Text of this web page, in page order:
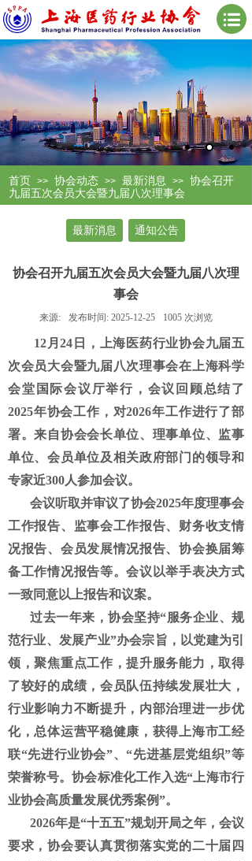
首页 >> 协会动态 >> 最新消息 >> 协会召开
九届五次会员大会暨九届八次理事会
最新消息 通知公告
协会召开九届五次会员大会暨九届八次理
事会
来源: 发布时间: 2025-12-25 1005 次浏览
12月24日，上海医药行业协会九届五
次会员大会暨九届八次理事会在上海科学
会堂国际会议厅举行，会议回顾总结了
2025年协会工作，对2026年工作进行了部
署。来自协会会长单位、理事单位、监事
单位、会员单位及相关政府部门的领导和
专家近300人参加会议。
会议听取并审议了协会2025年度理事会
工作报告、监事会工作报告、财务收支情
况报告、会员发展情况报告、协会换届筹
备工作情况报告等。会议以举手表决方式
一致同意以上报告和议案。
过去一年来，协会坚持“服务企业、规
范行业、发展产业”办会宗旨，以党建为引
领，聚焦重点工作，提升服务能力，取得
了较好的成绩，会员队伍持续发展壮大，
行业影响力不断提升，内部治理进一步优
化，总体运营平稳健康，获得上海市工经
联“先进行业协会”、“先进基层党组织”等
荣誉称号。协会标准化工作入选“上海市行
业协会高质量发展优秀案例”。
2026年是“十五五”规划开局之年，会议
要求，协会要认真贯彻落实党的二十届四